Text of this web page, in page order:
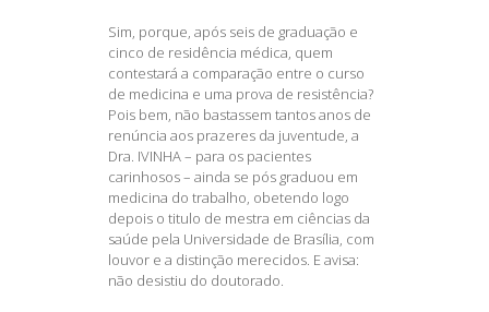
Sim, porque, após seis de graduação e
cinco de residência médica, quem
contestará a comparação entre o curso
de medicina e uma prova de resistência?
Pois bem, não bastassem tantos anos de
renúncia aos prazeres da juventude, a
Dra. IVINHA – para os pacientes
carinhosos – ainda se pós graduou em
medicina do trabalho, obetendo logo
depois o titulo de mestra em ciências da
saúde pela Universidade de Brasília, com
louvor e a distinção merecidos. E avisa:
não desistiu do doutorado.